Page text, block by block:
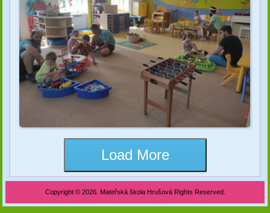
Load More
Copyright © 2026. Mateřská škola Hrušová Rights Reserved.